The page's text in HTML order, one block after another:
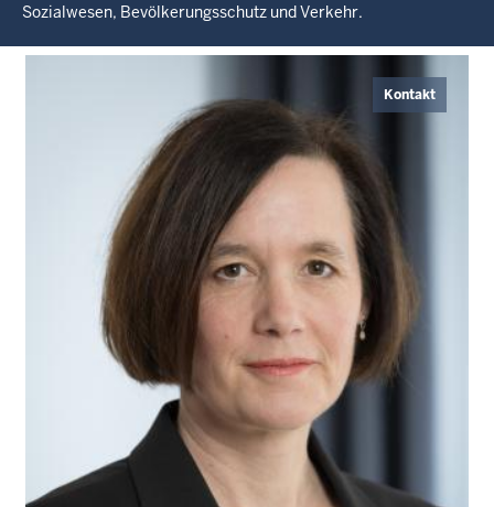
Sozialwesen, Bevölkerungsschutz und Verkehr.
Kontakt